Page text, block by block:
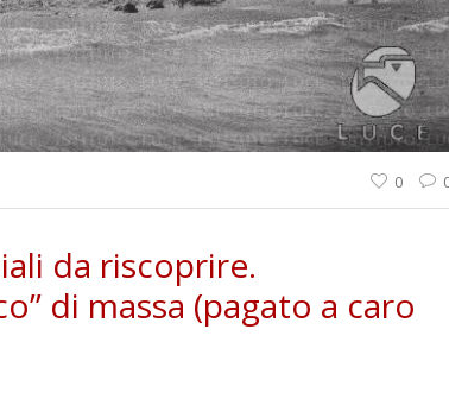
0
da riscoprire.
di massa (pagato a caro